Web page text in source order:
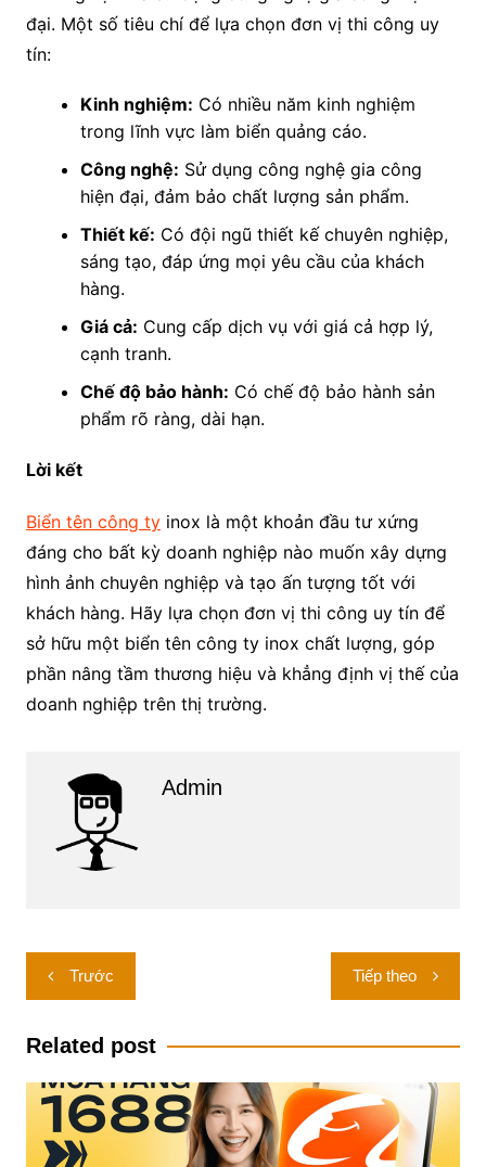
đại. Một số tiêu chí để lựa chọn đơn vị thi công uy
tín:
Kinh nghiệm: Có nhiều năm kinh nghiệm
trong lĩnh vực làm biển quảng cáo.
Công nghệ: Sử dụng công nghệ gia công
hiện đại, đảm bảo chất lượng sản phẩm.
Thiết kế: Có đội ngũ thiết kế chuyên nghiệp,
sáng tạo, đáp ứng mọi yêu cầu của khách
hàng.
Giá cả: Cung cấp dịch vụ với giá cả hợp lý,
cạnh tranh.
Chế độ bảo hành: Có chế độ bảo hành sản
phẩm rõ ràng, dài hạn.
Lời kết
Biển tên công tyinox là một khoản đầu tư xứng
đáng cho bất kỳ doanh nghiệp nào muốn xây dựng
hình ảnh chuyên nghiệp và tạo ấn tượng tốt với
khách hàng. Hãy lựa chọn đơn vị thi công uy tín để
sở hữu một biển tên công ty inox chất lượng, góp
phần nâng tầm thương hiệu và khẳng định vị thế của
doanh nghiệp trên thị trường.
Admin
Điều
hướng
bài
Trước Tiếp theo
Related post